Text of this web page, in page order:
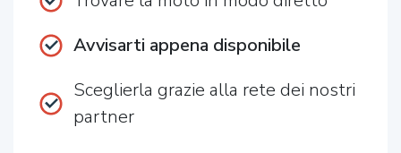
Avvisarti appena disponibile
Sceglierla grazie alla rete dei nostri
partner